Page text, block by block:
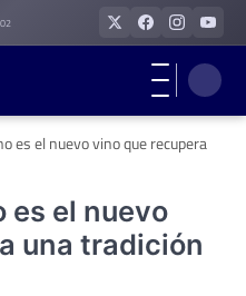
es el nuevo vino que recupera
es el nuevo
una tradición